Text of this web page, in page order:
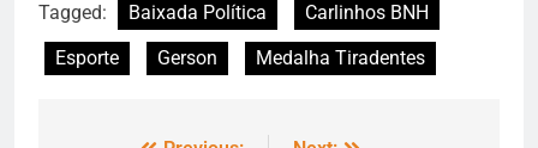
Tagged: Baixada Política
Carlinhos BNH
Esporte
Gerson Medalha Tiradentes